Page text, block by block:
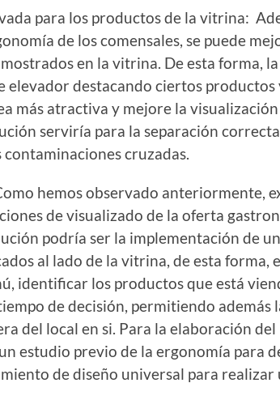
para los productos de la vitrina:
de los comensales, se puede
en la vitrina. De esta forma,
elevador destacando ciertos productos
más atractiva y mejore la
serviría para la separación
cruzadas.
hemos observado anteriormente,
de visualizado de la oferta
podría ser la implementación de
al lado de la vitrina, de esta forma,
identificar los productos que está
de decisión, permitiendo además
del local en si. Para la elaboración del
estudio previo de la ergonomía para
de diseño universal para realizar